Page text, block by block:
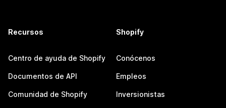
Recursos
Centro de ayuda de Shopify
Documentos de API
Comunidad de Shopify
Shopify
Conócenos
Empleos
Inversionistas